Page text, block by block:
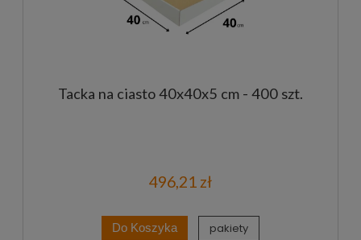
Tacka na ciasto 40x40x5 cm - 400 szt.
496,21 zł
Do Koszyka pakiety